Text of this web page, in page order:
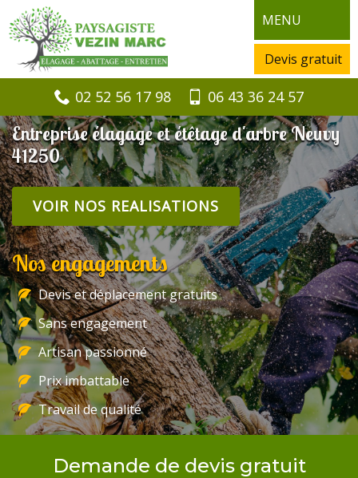
MENU
Devis gratuit
02 52 56 17 98 06 43 36 24 57
Entreprise élagage et étêtage d'arbre Neuvy
41250
VOIR NOS REALISATIONS
Nos engagements
Devis et déplacement gratuits
Sans engagement
Artisan passionné
Prix imbattable
Travail de qualité
Demande de devis gratuit